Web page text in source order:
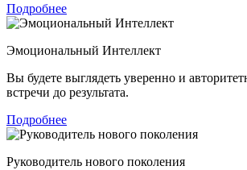
Подробнее
Эмоциональный Интеллект
Вы будете выглядеть уверенно и
встречи до результата.
Подробнее
Руководитель нового поколения